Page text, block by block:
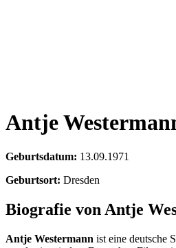
Antje
Geburtsdatum: 13.09.1971
Geburtsort: Dresden
Biografie von Antje
Antje Westermann ist eine deutsche